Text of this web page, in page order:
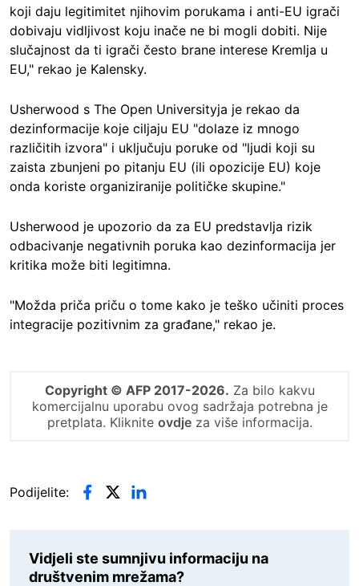
koji daju legitimitet njihovim porukama i anti-EU igrači
dobivaju vidljivost koju inače ne bi mogli dobiti. Nije
slučajnost da ti igrači često brane interese Kremlja u
EU," rekao je Kalensky.
Usherwood s The Open Universityja je rekao da
dezinformacije koje ciljaju EU "dolaze iz mnogo
različitih izvora" i uključuju poruke od "ljudi koji su
zaista zbunjeni po pitanju EU (ili opozicije EU) koje
onda koriste organiziranije političke skupine."
Usherwood je upozorio da za EU predstavlja rizik
odbacivanje negativnih poruka kao dezinformacija jer
kritika može biti legitimna.
"Možda priča priču o tome kako je teško učiniti proces
integracije pozitivnim za građane," rekao je.
Copyright © AFP 2017-2026. Za bilo kakvu
komercijalnu uporabu ovog sadržaja potrebna je
pretplata. Kliknite ovdjeza više informacija.
Podijelite:
Vidjeli ste sumnjivu informaciju na
društvenim mrežama?